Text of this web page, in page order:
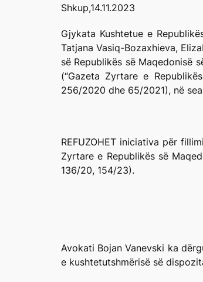
Shkup,14.11.2023
Gjykata Kushtetue e
Tatjana Vasiq-Bozaxhieva,
së Republikës së Maqedonisë
(“Gazeta Zyrtare e
256/2020 dhe 65/2021), në
REFUZOHET iniciativa për
Zyrtare e Republikës së
136/20, 154/23).
Avokati Bojan Vanevski ka
e kushtetutshmërisë së